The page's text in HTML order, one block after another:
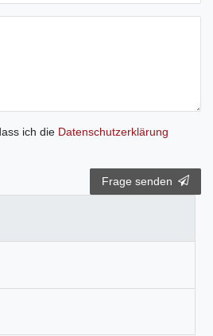
ich die Daten­schutz­erklärung
Frage senden